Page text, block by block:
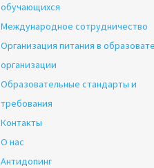
обучающихся
Международное сотрудничество
Организация питания в
организации
Образовательные стандарты и
требования
Контакты
О нас
Антидопинг